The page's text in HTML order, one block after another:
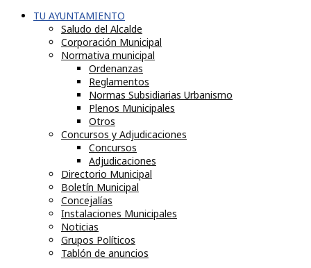
TU AYUNTAMIENTO
Saludo del Alcalde
Corporación Municipal
Normativa municipal
Ordenanzas
Reglamentos
Normas Subsidiarias Urbanismo
Plenos Municipales
Otros
Concursos y Adjudicaciones
Concursos
Adjudicaciones
Directorio Municipal
Boletín Municipal
Concejalías
Instalaciones Municipales
Noticias
Grupos Políticos
Tablón de anuncios